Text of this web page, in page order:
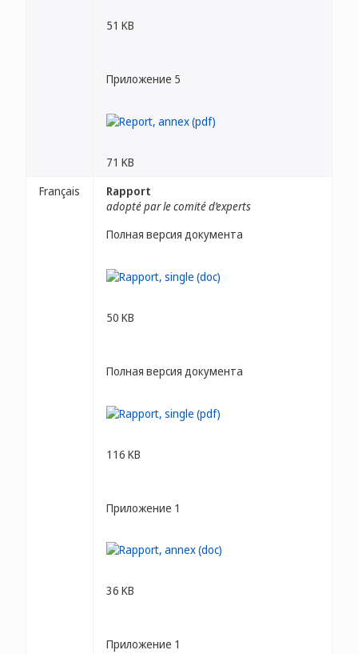
51 KB
Приложение 5
71 KB
Français
Rapport
adopté par le comité d’experts
Полная версия документа
50 KB
Полная версия документа
116 KB
Приложение 1
36 KB
Приложение 1